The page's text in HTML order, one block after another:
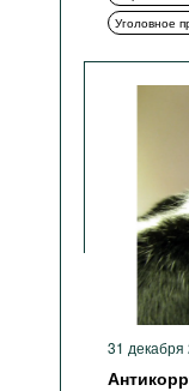
Уголовное
31 декабря